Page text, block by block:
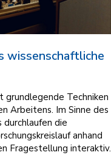
wissenschaftliche
Techniken
Arbeitens. Im Sinne des
durchlaufen die
anhand
Fragestellung interaktiv.